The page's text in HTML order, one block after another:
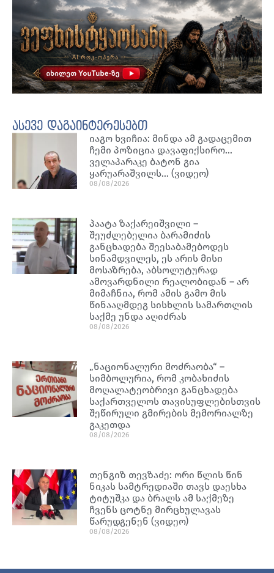
ასევე დაგაინტერესებთ
იაგო ხვიჩია: მინდა ამ გადაცემით
ჩემი პოზიცია დავაფიქსირო…
ველაპარაკე ბატონ გია
ყარუარაშვილს… (ვიდეო)
08/08/2026
პაატა ზაქარეიშვილი –
შეუძლებელია ბარამიძის
განცხადება შეესაბამებოდეს
სინამდვილეს, ეს არის მისი
მოსაზრება, აბსოლუტურად
ამოვარდნილი რეალობიდან – არ
მიმაჩნია, რომ ამის გამო მის
წინააღმდეგ სისხლის სამართლის
საქმე უნდა აღიძრას
08/08/2026
„ნაციონალური მოძრაობა“ –
სიმბოლურია, რომ კობახიძის
მოღალატეობრივი განცხადება
საქართველოს თავისუფლებისთვის
შეწირული გმირების მემორიალზე
გაკეთდა
08/08/2026
თენგიზ თევზაძე: ორი წლის წინ
ნიკას სამტრედიაში თავს დაესხა
ტიტუშკა და ბრალს ამ საქმეზე
ჩვენს ცოტნე მირცხულავას
წარუდგენენ (ვიდეო)
08/08/2026